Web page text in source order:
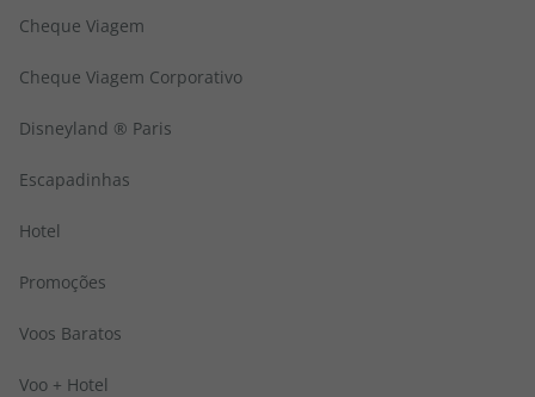
Cheque Viagem
Cheque Viagem Corporativo
Disneyland ® Paris
Escapadinhas
Hotel
Promoções
Voos Baratos
Voo + Hotel